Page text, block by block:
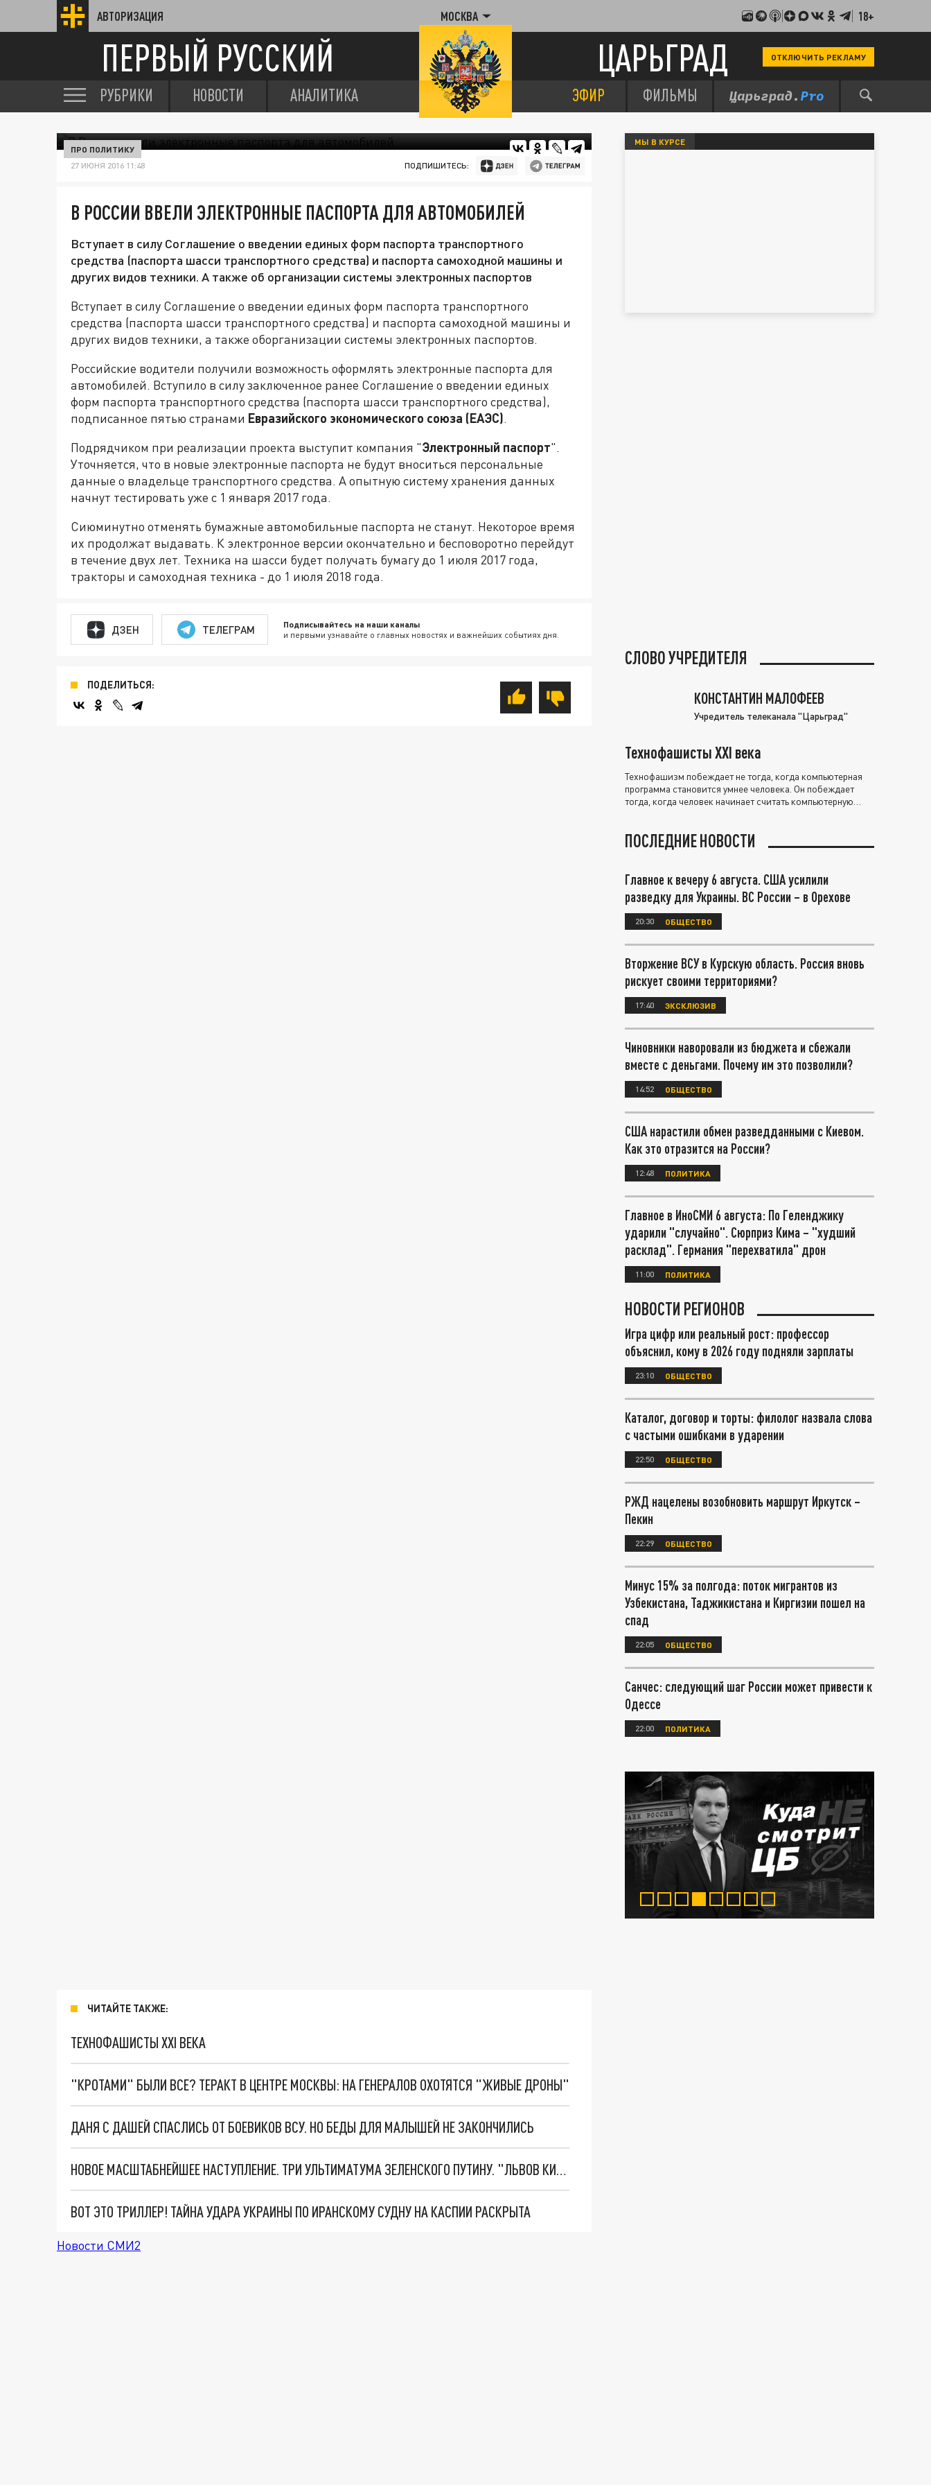
АВТОРИЗАЦИЯ МОСКВА 18+
ПЕРВЫЙ РУССКИЙ ЦАРЬГРАД ОТКЛЮЧИТЬ РЕКЛАМУ
РУБРИКИ НОВОСТИ АНАЛИТИКА ЭФИР ФИЛЬМЫ
ПРО ПОЛИТИКУ
27 ИЮНЯ 2016 11:48 ПОДПИШИТЕСЬ:
В РОССИИ ВВЕЛИ ЭЛЕКТРОННЫЕ ПАСПОРТА ДЛЯ АВТОМОБИЛЕЙ
Вступает в силу Соглашение о введении единых форм паспорта транспортного
средства (паспорта шасси транспортного средства) и паспорта самоходной машины и
других видов техники. А также об организации системы электронных паспортов
Вступает в силу Соглашение о введении единых форм паспорта транспортного
средства (паспорта шасси транспортного средства) и паспорта самоходной машины и
других видов техники, а также оборганизации системы электронных паспортов.
Российские водители получили возможность оформлять электронные паспорта для
автомобилей. Вступило в силу заключенное ранее Соглашение о введении единых
форм паспорта транспортного средства (паспорта шасси транспортного средства),
подписанное пятью странами Евразийского экономического союза (ЕАЭС).
Подрядчиком при реализации проекта выступит компания "Электронный паспорт".
Уточняется, что в новые электронные паспорта не будут вноситься персональные
данные о владельце транспортного средства. А опытную систему хранения данных
начнут тестировать уже с 1 января 2017 года.
Сиюминутно отменять бумажные автомобильные паспорта не станут. Некоторое время
их продолжат выдавать. К электронное версии окончательно и бесповоротно перейдут
в течение двух лет. Техника на шасси будет получать бумагу до 1 июля 2017 года,
тракторы и самоходная техника - до 1 июля 2018 года.
ДЗЕН ТЕЛЕГРАМ Подписывайтесь на наши каналы
и первыми узнавайте о главных новостях и важнейших событиях дня.
ПОДЕЛИТЬСЯ:
ЧИТАЙТЕ ТАКЖЕ:
ТЕХНОФАШИСТЫ XXI ВЕКА
"КРОТАМИ" БЫЛИ ВСЕ? ТЕРАКТ В ЦЕНТРЕ МОСКВЫ: НА ГЕНЕРАЛОВ ОХОТЯТСЯ "ЖИВЫЕ ДРОНЫ"
ДАНЯ С ДАШЕЙ СПАСЛИСЬ ОТ БОЕВИКОВ ВСУ. НО БЕДЫ ДЛЯ МАЛЫШЕЙ НЕ ЗАКОНЧИЛИСЬ
НОВОЕ МАСШТАБНЕЙШЕЕ НАСТУПЛЕНИЕ. ТРИ УЛЬТИМАТУМА ЗЕЛЕНСКОГО ПУТИНУ. "ЛЬВОВ КИМА" ПОСТАВЯТ НА ПВО? ГЛОБАЛЬНЫЙ ПРОРЫВ ПОД ЗАПОРОЖЬЕМ
ВОТ ЭТО ТРИЛЛЕР! ТАЙНА УДАРА УКРАИНЫ ПО ИРАНСКОМУ СУДНУ НА КАСПИИ РАСКРЫТА
Новости СМИ2
МЫ В КУРСЕ
СЛОВО УЧРЕДИТЕЛЯ
КОНСТАНТИН МАЛОФЕЕВ
Учредитель телеканала "Царьград"
Технофашисты XXI века
Технофашизм побеждает не тогда, когда компьютерная
программа становится умнее человека. Он побеждает
тогда, когда человек начинает считать компьютерную
ПОСЛЕДНИЕ НОВОСТИ
Главное к вечеру 6 августа. США усилили
разведку для Украины. ВС России – в Орехове
20:30 ОБЩЕСТВО
Вторжение ВСУ в Курскую область. Россия вновь
рискует своими территориями?
17:40 ЭКСКЛЮЗИВ
Чиновники наворовали из бюджета и сбежали
вместе с деньгами. Почему им это позволили?
14:52 ОБЩЕСТВО
США нарастили обмен разведданными с Киевом.
Как это отразится на России?
12:48 ПОЛИТИКА
Главное в ИноСМИ 6 августа: По Геленджику
ударили "случайно". Сюрприз Кима – "худший
расклад". Германия "перехватила" дрон
11:00 ПОЛИТИКА
НОВОСТИ РЕГИОНОВ
Игра цифр или реальный рост: профессор
объяснил, кому в 2026 году подняли зарплаты
23:10 ОБЩЕСТВО
Каталог, договор и торты: филолог назвала слова
с частыми ошибками в ударении
22:50 ОБЩЕСТВО
РЖД нацелены возобновить маршрут Иркутск –
Пекин
22:29 ОБЩЕСТВО
Минус 15% за полгода: поток мигрантов из
Узбекистана, Таджикистана и Киргизии пошел на
спад
22:05 ОБЩЕСТВО
Санчес: следующий шаг России может привести к
Одессе
22:00 ПОЛИТИКА